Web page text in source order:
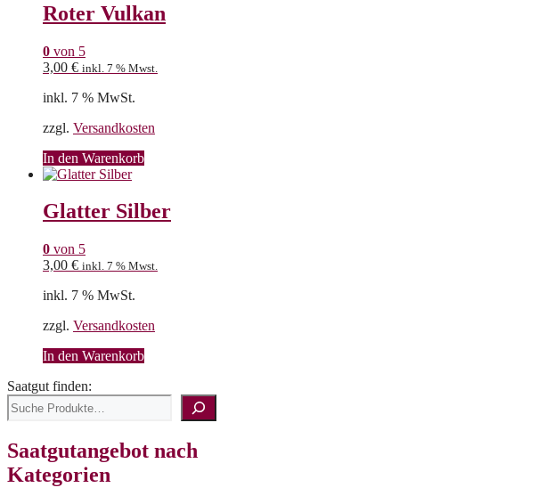
Roter Vulkan
0 von 5
3,00 € inkl. 7 % Mwst.
inkl. 7 % MwSt.
zzgl. Versandkosten
In den Warenkorb
Glatter Silber
0 von 5
3,00 € inkl. 7 % Mwst.
inkl. 7 % MwSt.
zzgl. Versandkosten
In den Warenkorb
Saatgut finden:
Saatgutangebot nach
Kategorien